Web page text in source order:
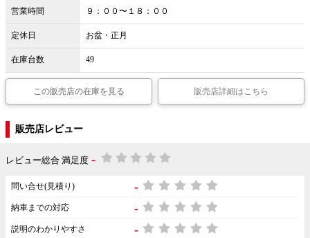
営業時間 ９：００〜１８：００
定休日 お盆・正月
在庫台数 49
この販売店の在庫を見る 販売店詳細はこちら
販売店レビュー
レビュー総合 満足度 -
問い合せ(見積り) -
納車までの対応 -
説明のわかりやすさ -